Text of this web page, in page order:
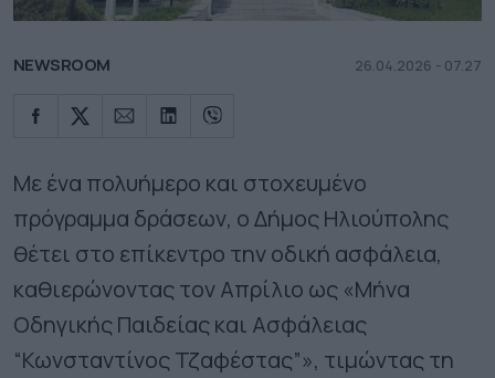
NEWSROOM 26.04.2026 - 07.27
Με ένα πολυήμερο και στοχευμένο
πρόγραμμα δράσεων, ο Δήμος Ηλιούπολης
θέτει στο επίκεντρο την οδική ασφάλεια,
καθιερώνοντας τον Απρίλιο ως «Μήνα
Οδηγικής Παιδείας και Ασφάλειας
“Κωνσταντίνος Τζαφέστας”», τιμώντας τη